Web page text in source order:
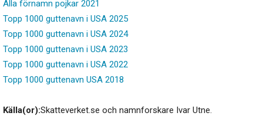
Alla förnamn pojkar 2021
Topp 1000 guttenavn i USA 2025
Topp 1000 guttenavn i USA 2024
Topp 1000 guttenavn i USA 2023
Topp 1000 guttenavn i USA 2022
Topp 1000 guttenavn USA 2018
Källa(or):Skatteverket.se och namnforskare Ivar Utne.